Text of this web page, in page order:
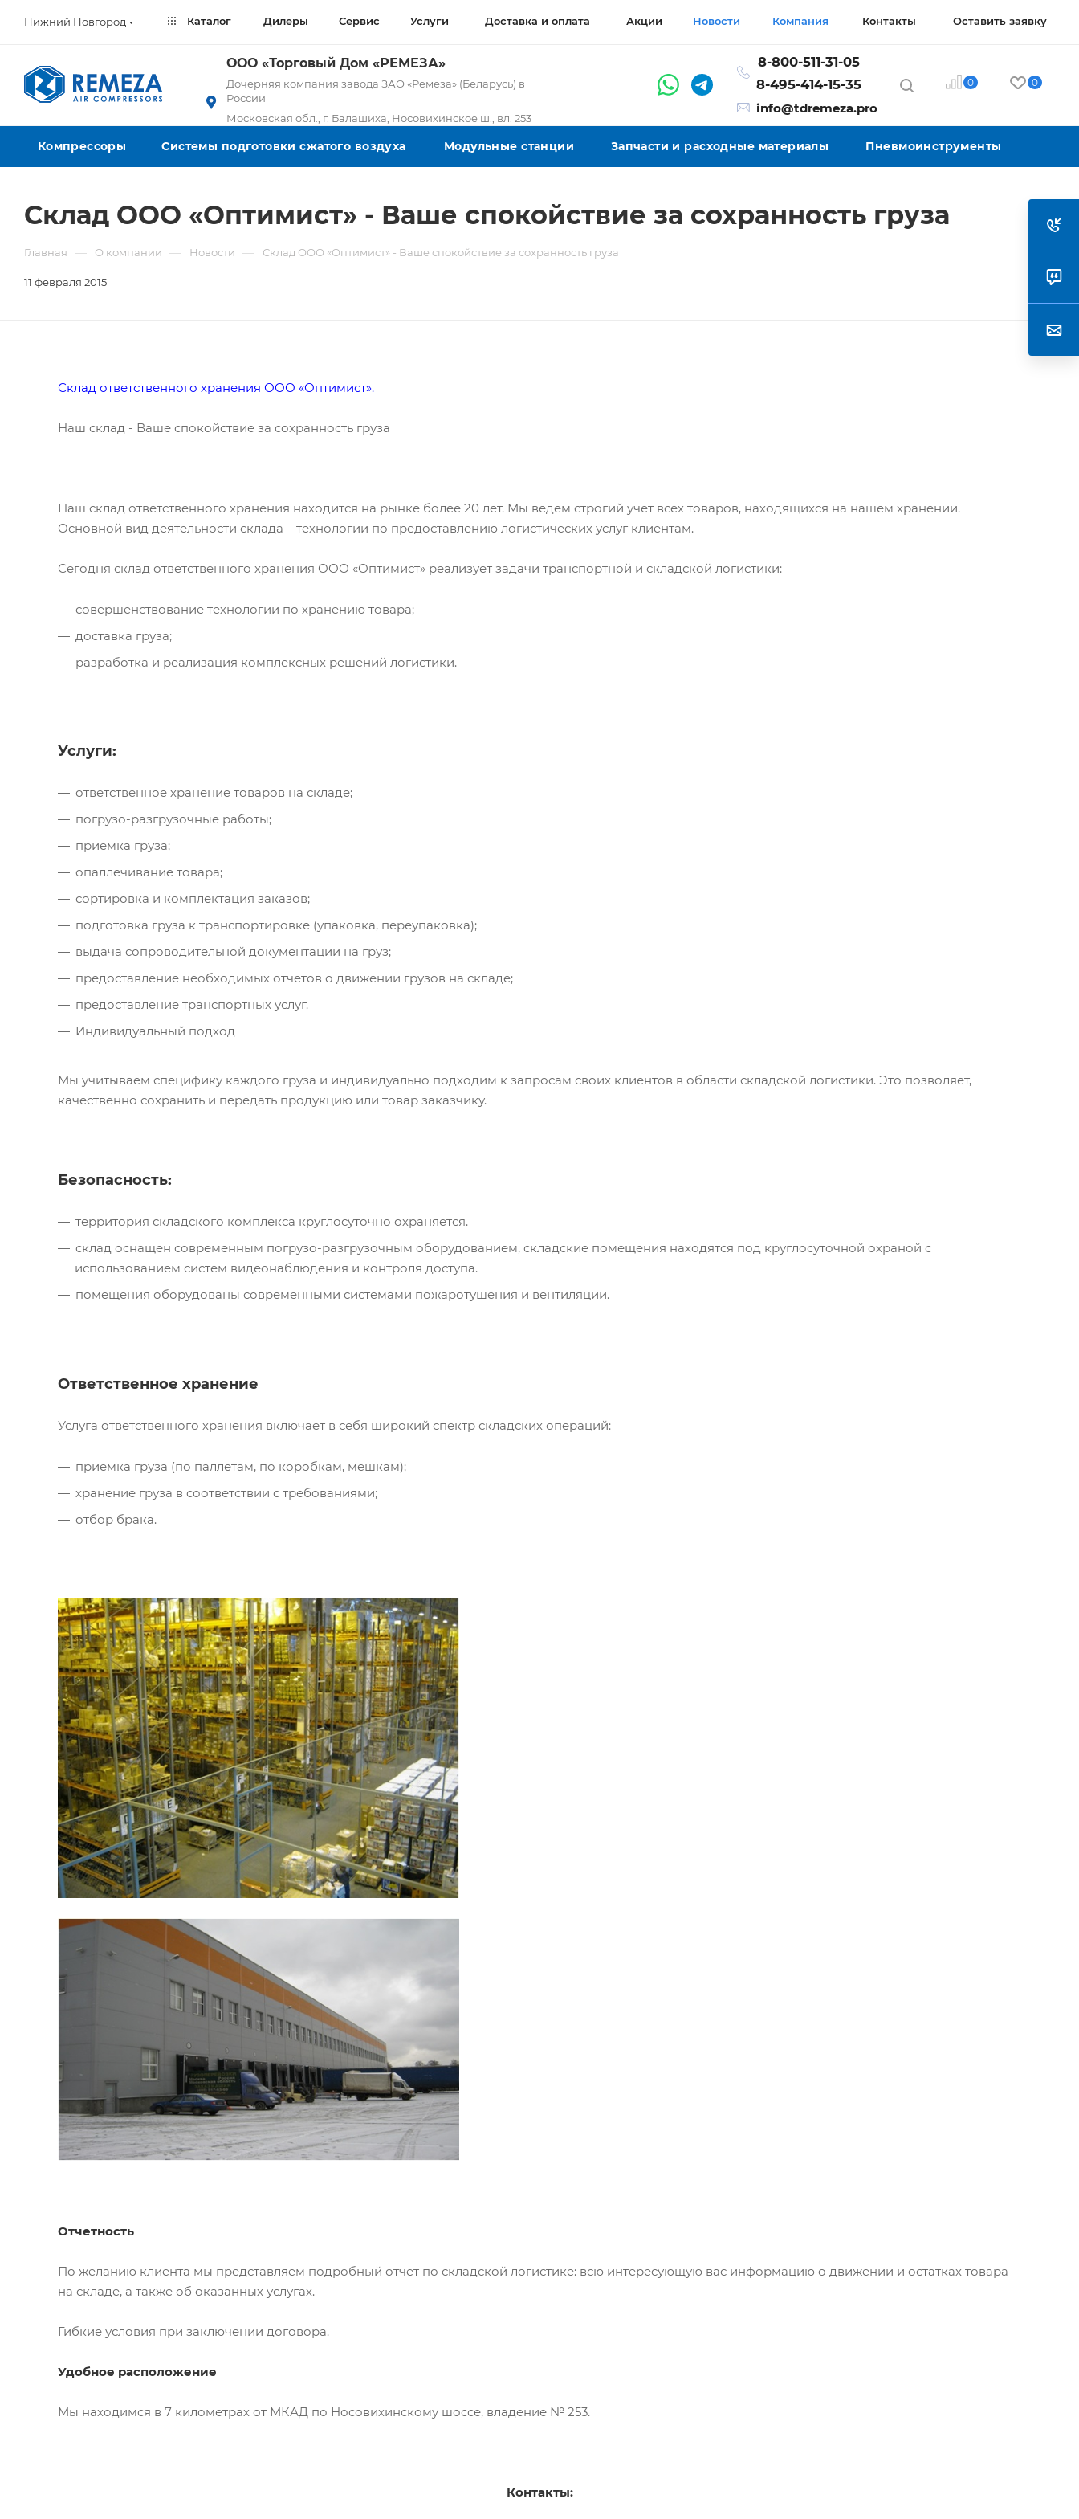
Нижний Новгород Каталог Дилеры Сервис Услуги Доставка и оплата Акции Новости Компания Контакты Оставить заявку
ООО «Торговый Дом «РЕМЕЗА»
Дочерняя компания завода ЗАО «Ремеза» (Беларусь) в
России
Московская обл., г. Балашиха, Носовихинское ш., вл. 253
8-800-511-31-05
8-495-414-15-35
info@tdremeza.pro
0 0
Компрессоры Системы подготовки сжатого воздуха Модульные станции Запчасти и расходные материалы Пневмоинструменты
Склад ООО «Оптимист» - Ваше спокойствие за сохранность груза
Главная — О компании — Новости — Склад ООО «Оптимист» - Ваше спокойствие за сохранность груза
11 февраля 2015
Склад ответственного хранения ООО «Оптимист».
Наш склад - Ваше спокойствие за сохранность груза
Наш склад ответственного хранения находится на рынке более 20 лет. Мы ведем строгий учет всех товаров, находящихся на нашем хранении.
Основной вид деятельности склада – технологии по предоставлению логистических услуг клиентам.
Сегодня склад ответственного хранения ООО «Оптимист» реализует задачи транспортной и складской логистики:
совершенствование технологии по хранению товара;
доставка груза;
разработка и реализация комплексных решений логистики.
Услуги:
ответственное хранение товаров на складе;
погрузо-разгрузочные работы;
приемка груза;
опаллечивание товара;
сортировка и комплектация заказов;
подготовка груза к транспортировке (упаковка, переупаковка);
выдача сопроводительной документации на груз;
предоставление необходимых отчетов о движении грузов на складе;
предоставление транспортных услуг.
Индивидуальный подход
Мы учитываем специфику каждого груза и индивидуально подходим к запросам своих клиентов в области складской логистики. Это позволяет,
качественно сохранить и передать продукцию или товар заказчику.
Безопасность:
территория складского комплекса круглосуточно охраняется.
склад оснащен современным погрузо-разгрузочным оборудованием, складские помещения находятся под круглосуточной охраной с
использованием систем видеонаблюдения и контроля доступа.
помещения оборудованы современными системами пожаротушения и вентиляции.
Ответственное хранение
Услуга ответственного хранения включает в себя широкий спектр складских операций:
приемка груза (по паллетам, по коробкам, мешкам);
хранение груза в соответствии с требованиями;
отбор брака.
Отчетность
По желанию клиента мы представляем подробный отчет по складской логистике: всю интересующую вас информацию о движении и остатках товара
на складе, а также об оказанных услугах.
Гибкие условия при заключении договора.
Удобное расположение
Мы находимся в 7 километрах от МКАД по Носовихинскому шоссе, владение № 253.
Контакты: